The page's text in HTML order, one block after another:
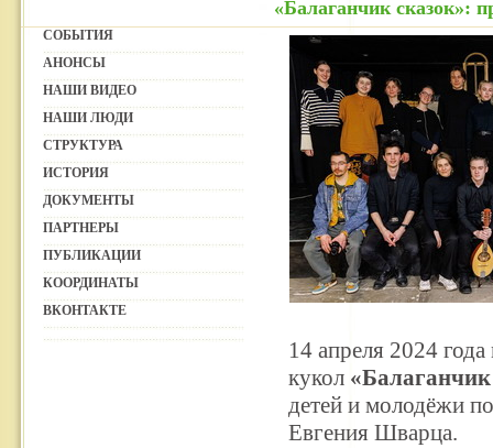
«Балаганчик сказок»:
СОБЫТИЯ
АНОНСЫ
НАШИ ВИДЕО
НАШИ ЛЮДИ
СТРУКТУРА
ИСТОРИЯ
ДОКУМЕНТЫ
ПАРТНЕРЫ
ПУБЛИКАЦИИ
КООРДИНАТЫ
ВКОНТАКТЕ
14 апреля 2024
кукол «Балаганчик
детей и молодёжи
Евгения Шварца.